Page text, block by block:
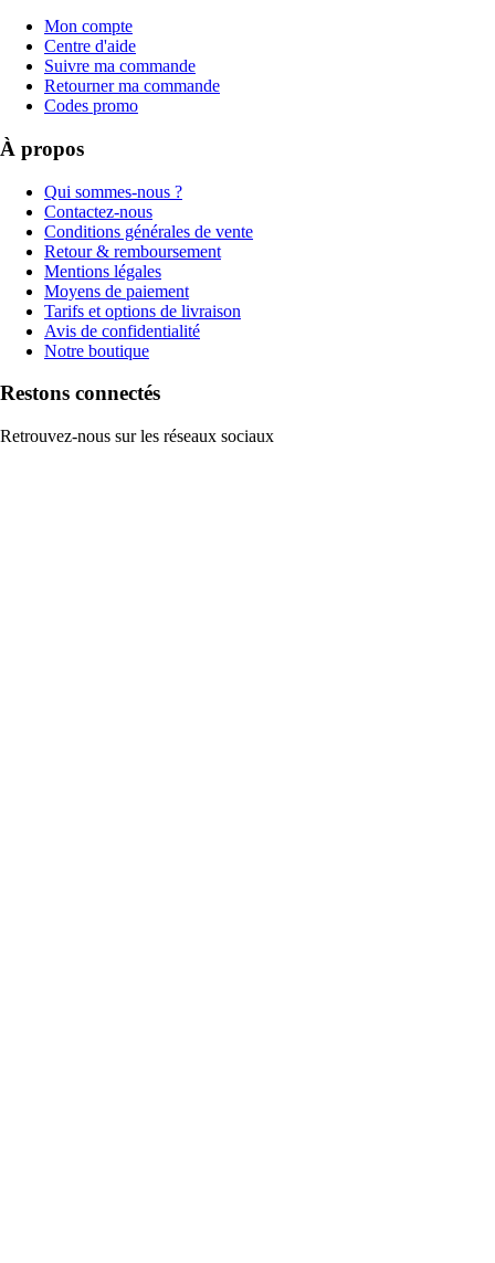
Mon compte
Centre d'aide
Suivre ma commande
Retourner ma commande
Codes promo
À propos
Qui sommes-nous ?
Contactez-nous
Conditions générales de vente
Retour & remboursement
Mentions légales
Moyens de paiement
Tarifs et options de livraison
Avis de confidentialité
Notre boutique
Restons connectés
Retrouvez-nous sur les réseaux sociaux